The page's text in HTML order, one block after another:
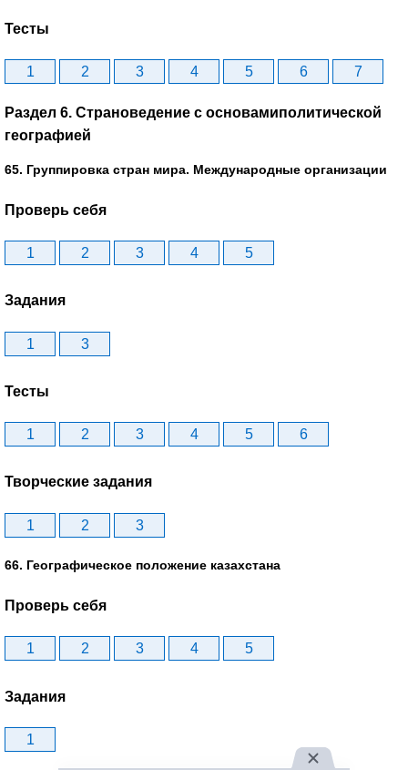
Тесты
1 2 3 4 5 6 7
Раздел 6. Страноведение с основамиполитической
географией
65. Группировка стран мира. Международные организации
Проверь себя
1 2 3 4 5
Задания
1 3
Тесты
1 2 3 4 5 6
Творческие задания
1 2 3
66. Географическое положение казахстана
Проверь себя
1 2 3 4 5
Задания
1